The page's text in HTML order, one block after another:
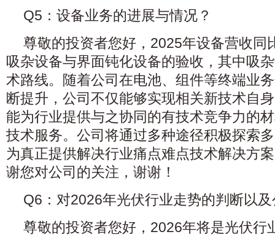
Q5：设备业务的进展与情况？
尊敬的投资者您好，2025年设备营收同
吸杂设备与界面钝化设备的验收，其中吸
术路线。随着公司在电池、组件等终端业
断提升，公司不仅能够实现相关新技术自
能为行业提供与之协同的有技术竞争力的
技术服务。公司将通过多种途径积极探索
为真正提供解决行业痛点难点技术解决方
谢您对公司的关注，谢谢！
Q6：对2026年光伏行业走势的判断以
尊敬的投资者您好，2026年将是光伏行